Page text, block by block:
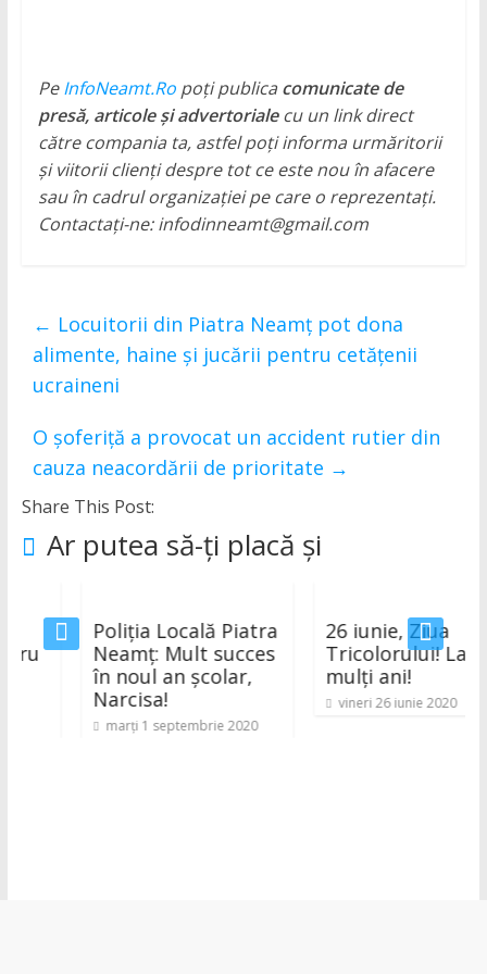
PeInfoNeamt.Ropoți publica comunicate de
presă, articole și advertorialecu un link direct
către compania ta, astfel poți informa urmăritorii
și viitorii clienți despre tot ce este nou în afacere
sau în cadrul organizației pe care o reprezentați.
Contactați-ne: infodinneamt@gmail.com
← Locuitorii din Piatra Neamț pot dona
alimente, haine și jucării pentru cetățenii
ucraineni
O șoferiță a provocat un accident rutier din
cauza neacordării de prioritate →
Share This Post:
Ar putea să-ți placă și
Poliția Locală Piatra
Neamț: Mult succes
în noul an școlar,
Narcisa!
marți 1 septembrie 2020
26 iunie, Ziua
Tricolorului! La
mulți ani!
vineri 26 iunie 2020